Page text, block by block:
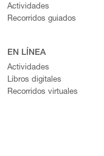
Actividades
Recorridos guiados
EN LÍNEA
Actividades
Libros digitales
Recorridos virtuales